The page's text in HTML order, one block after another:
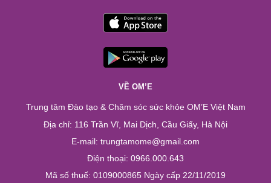
VỀ OM’E
Trung tâm Đào tạo & Chăm sóc sức khỏe OM’E Việt Nam
Địa chỉ: 116 Trần Vĩ, Mai Dịch, Cầu Giấy, Hà Nội
E-mail: trungtamome@gmail.com
Điện thoại: 0966.000.643
Mã số thuế: 0109000865 Ngày cấp 22/11/2019